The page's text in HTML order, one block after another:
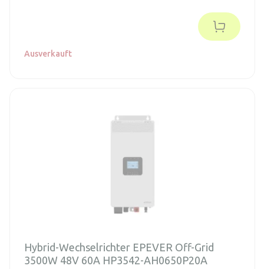
Ausverkauft
Hybrid-Wechselrichter EPEVER Off-Grid
3500W 48V 60A HP3542-AH0650P20A